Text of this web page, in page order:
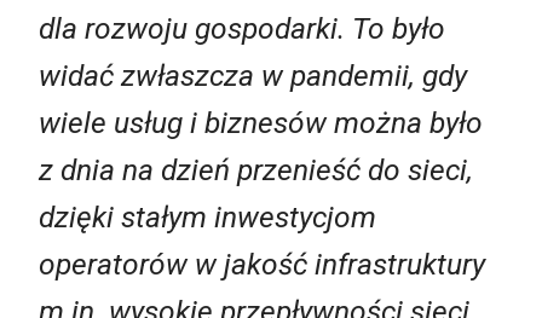
dla rozwoju gospodarki. To było
widać zwłaszcza w pandemii, gdy
wiele usług i biznesów można było
z dnia na dzień przenieść do sieci,
dzięki stałym inwestycjom
operatorów w jakość infrastruktury